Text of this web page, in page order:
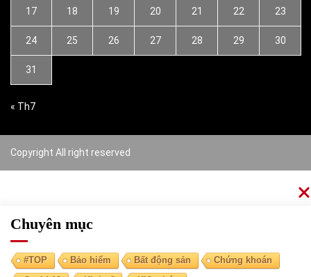
17 18 19 20 21 22 23
24 25 26 27 28 29 30
31
« Th7
Copyright All right reserved
Chuyên mục
#TOP Bảo hiểm Bất động sản
Chứng khoán